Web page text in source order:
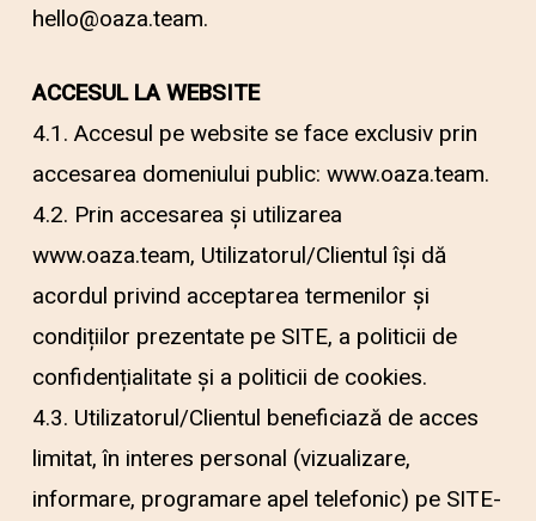
hello@oaza.team.
ACCESUL LA WEBSITE
4.1. Accesul pe website se face exclusiv prin
accesarea domeniului public: www.oaza.team.
4.2. Prin accesarea și utilizarea
www.oaza.team, Utilizatorul/Clientul își dă
acordul privind acceptarea termenilor și
condițiilor prezentate pe SITE, a politicii de
confidențialitate și a politicii de cookies.
4.3. Utilizatorul/Clientul beneficiază de acces
limitat, în interes personal (vizualizare,
informare, programare apel telefonic) pe SITE-